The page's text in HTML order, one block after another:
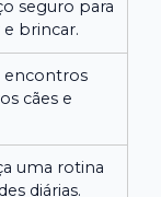
seguro para
brincar.
encontros
cães e
uma rotina
diárias.